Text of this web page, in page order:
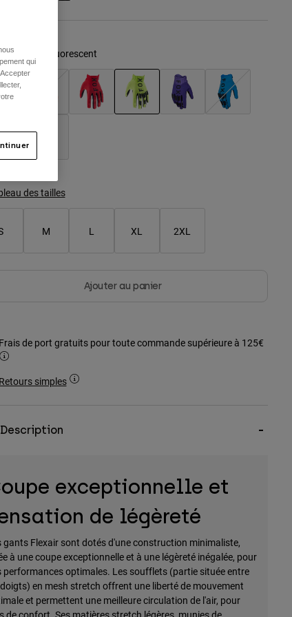
- Jaune Fluorescent
des tailles
M L XL 2XL
Ajouter au panier
Frais de port gratuits pour toute commande supérieure à 125€
Retours simples
Description
exceptionnelle et
de légèreté
gants Flexair sont dotés d'une construction minimaliste,
à une coupe exceptionnelle et à une légèreté inégalée, pour
performances optimales. Les soufflets (partie située entre
en mesh stretch offrent une liberté de mouvement
et permettent une meilleure circulation de l'air, pour
qui